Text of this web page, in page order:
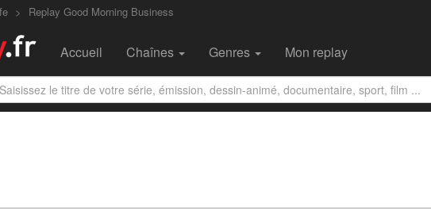
Replay Good Morning Business
Accueil Chaînes Genres Mon replay